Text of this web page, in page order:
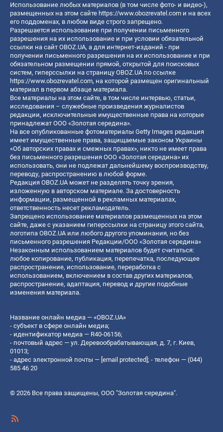
Использование любых материалов (в том числе фото- и видео-),
размещенных на этом сайте https://www.obozrevatel.com и на всех
его поддоменах, в любом виде строго запрещено.
Разрешается использование при получении письменного
разрешения на их использование и при условии обязательной
ссылки на сайт OBOZ.UA, а для интернет-изданий - при
получении письменного разрешения на их использование и при
обязательном размещении прямой, открытой для поисковых
систем, гиперссылки на страницу OBOZ.UA по ссылке
https://www.obozrevatel.com, на которой размещен оригинальный
материал в первом абзаце материала.
Все материалы на этом сайте, в том числе интервью, статьи,
исследования – служебные произведения журналистов
редакции, исключительные имущественные права на которые
принадлежат ООО «Золотая середина».
На все опубликованные фотоматериалы Getty Images редакция
имеет имущественные права, защищаемые законом Украины
«Об авторских правах и смежных правах», никто не имеет права
без письменного разрешения ООО «Золотая середина» их
использовать, они не подлежат дальнейшему воспроизводству,
переводу, распространению в любой форме.
Редакция OBOZ.UA может не разделять точку зрения,
изложенную в авторском материале. За достоверность
информации, размещенной в рекламных материалах,
ответственность несет рекламодатель.
Запрещено использование материалов размещенных на этом
сайте, даже с указанием гиперссылки на страницу этого сайта,
логотипа OBOZ.UA или любого другого упоминания, но без
письменного разрешения Редакции/ООО «Золотая середина»
Незаконным использованием материалов будет считаться:
любое копирование, публикация, перепечатка, последующее
распространение, использование, переработка с
использованием, включением в состав других материалов,
распространение, адаптация, перевод и другие подобные
изменения материала.
Название онлайн медиа — «OBOZ.UA»
- субъект в сфере онлайн медиа;
- идентификатор медиа — R40-06156;
- почтовый адрес — ул. Деревообрабатывающая, д. 7, г. Киев,
01013;
- адрес электронной почты — [email protected]; - телефон — (044)
585 46 20
© 2026 Все права защищены, ООО "Золотая середина".